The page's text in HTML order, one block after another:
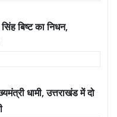
बिष्ट का निधन,
धामी, उत्तराखंड में दो